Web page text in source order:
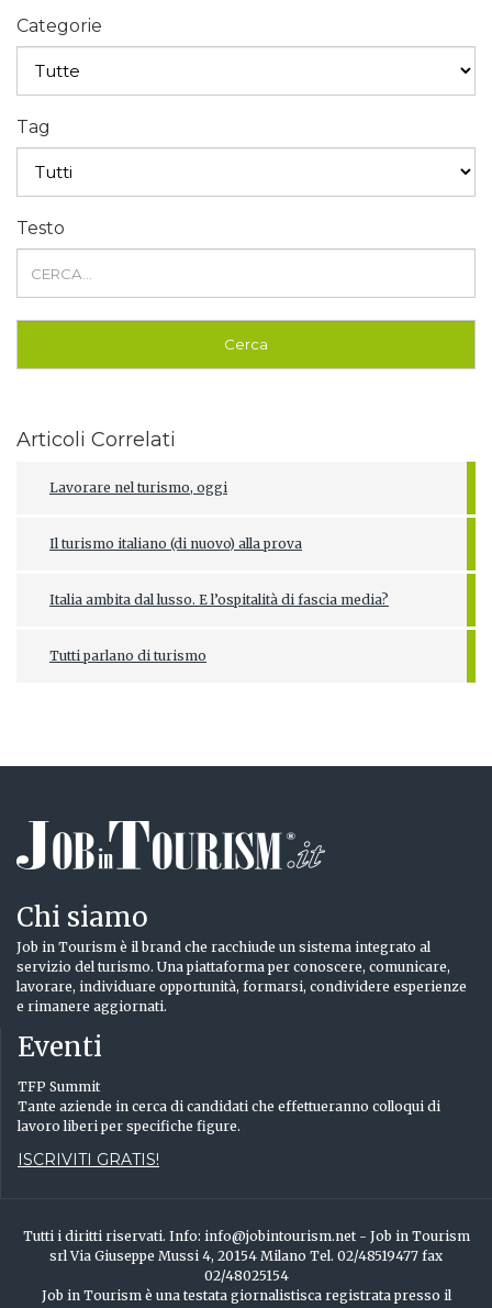
Categorie
Tag
Testo
Articoli Correlati
Lavorare nel turismo, oggi
Il turismo italiano (di nuovo) alla prova
Italia ambita dal lusso. E l’ospitalità di fascia media?
Tutti parlano di turismo
Chi siamo
Job in Tourism è il brand che racchiude un sistema integrato al
servizio del turismo. Una piattaforma per conoscere, comunicare,
lavorare, individuare opportunità, formarsi, condividere esperienze
e rimanere aggiornati.
Eventi
TFP Summit
Tante aziende in cerca di candidati che effettueranno colloqui di
lavoro liberi per specifiche figure.
ISCRIVITI GRATIS!
Tutti i diritti riservati. Info: info@jobintourism.net - Job in Tourism
srl Via Giuseppe Mussi 4, 20154 Milano Tel. 02/48519477 fax
02/48025154
Job in Tourism è una testata giornalistisca registrata presso il